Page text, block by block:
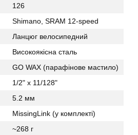
126
Shimano, SRAM 12-speed
Ланцюг велосипедний
Високоякісна сталь
GO WAX (парафінове мастило)
1/2" x 11/128"
5.2 мм
MissingLink (у комплекті)
~268 г